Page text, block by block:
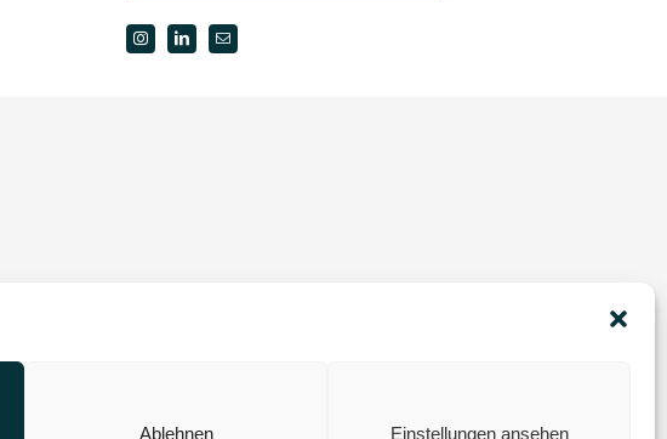
Ablehnen Einstellungen ansehen